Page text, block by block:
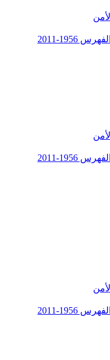
2011
2011
2011